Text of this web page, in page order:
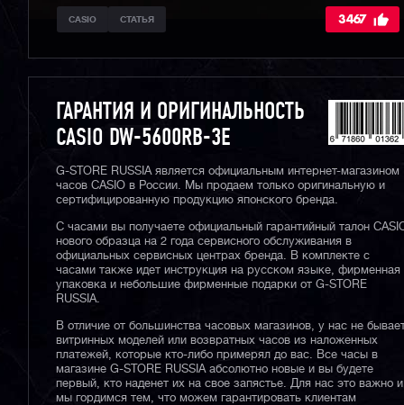
CASIO СТАТЬЯ 3467
ГАРАНТИЯ И ОРИГИНАЛЬНОСТЬ
CASIO DW-5600RB-3E
G-STORE RUSSIA является официальным интернет-магазином
часов CASIO в России. Мы продаем только оригинальную и
сертифицированную продукцию японского бренда.
С часами вы получаете официальный гарантийный талон
нового образца на 2 года сервисного обслуживания в
официальных сервисных центрах бренда. В комплекте с
часами также идет инструкция на русском языке, фирменная
упаковка и небольшие фирменные подарки от G-STORE
RUSSIA.
В отличие от большинства часовых магазинов, у нас не
витринных моделей или возвратных часов из наложенных
платежей, которые кто-либо примерял до вас. Все часы в
магазине G-STORE RUSSIA абсолютно новые и вы будете
первый, кто наденет их на свое запястье. Для нас это важно и
мы гордимся тем, что можем гарантировать клиентам